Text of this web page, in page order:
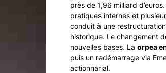
près de 1,96 milliard
pratiques internes et
conduit à une
historique. Le changement
nouvelles bases. La orpea
puis un redémarrage via
actionnarial.